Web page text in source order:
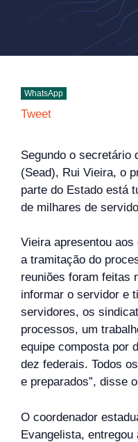
WhatsApp
Tweet
Segundo o secretário
(Sead), Rui Vieira, o
parte do Estado está
de milhares de
Vieira apresentou
a tramitação do
reuniões foram feitas
informar o servidor e
servidores, os
processos, um
equipe composta por
dez federais. Todos
e preparados”, disse
O coordenador
Evangelista,